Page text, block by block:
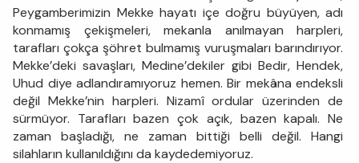
Peygamberimizin Mekke hayatı içe doğru büyüyen, adı
konmamış çekişmeleri, mekanla anılmayan harpleri,
tarafları çokça şöhret bulmamış vuruşmaları barındırıyor.
Mekke’deki savaşları, Medine’dekiler gibi Bedir, Hendek,
Uhud diye adlandıramıyoruz hemen. Bir mekâna endeksli
değil Mekke’nin harpleri. Nizamî ordular üzerinden de
sürmüyor. Tarafları bazen çok açık, bazen kapalı. Ne
zaman başladığı, ne zaman bittiği belli değil. Hangi
silahların kullanıldığını da kaydedemiyoruz.